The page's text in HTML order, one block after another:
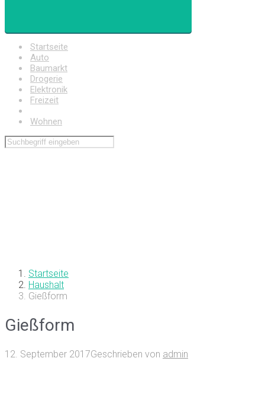
Startseite
Auto
Baumarkt
Drogerie
Elektronik
Freizeit
Wohnen
Startseite
Haushalt
Gießform
Gießform
12. September 2017Geschrieben von admin